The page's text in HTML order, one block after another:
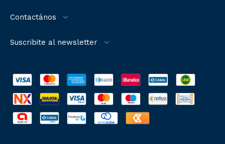
Contactános
Suscribite al newsletter